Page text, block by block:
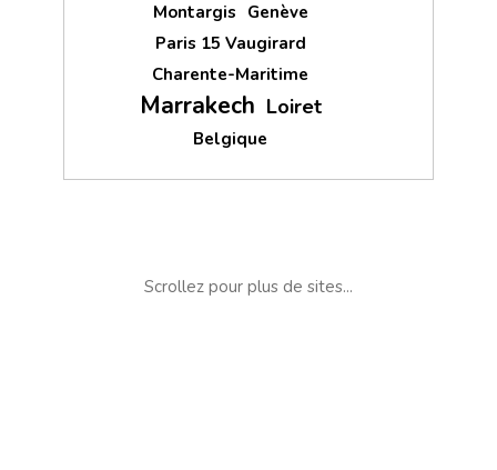
Montargis Genève
Paris 15 Vaugirard
Charente-Maritime
Marrakech Loiret
Belgique
Scrollez pour plus de sites...